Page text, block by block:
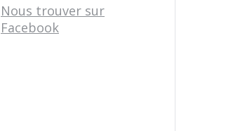
Nous trouver sur
Facebook